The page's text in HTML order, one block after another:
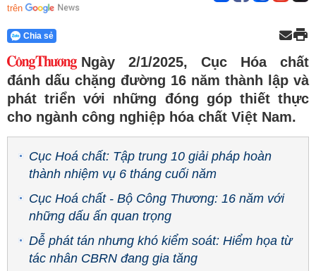
trên
Chia sẻ
Ngày 2/1/2025, Cục Hóa chất
đánh dấu chặng đường 16 năm thành lập và
phát triển với những đóng góp thiết thực
cho ngành công nghiệp hóa chất Việt Nam.
Cục Hoá chất: Tập trung 10 giải pháp hoàn
thành nhiệm vụ 6 tháng cuối năm
Cục Hoá chất - Bộ Công Thương: 16 năm với
những dấu ấn quan trọng
Dễ phát tán nhưng khó kiểm soát: Hiểm họa từ
tác nhân CBRN đang gia tăng